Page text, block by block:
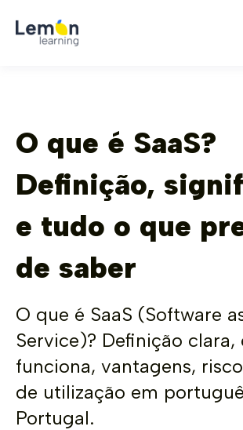
O que é SaaS?
Definição,
e tudo o que
de saber
O que é SaaS (Software
Service)? Definição clara,
funciona, vantagens,
de utilização em
Portugal.